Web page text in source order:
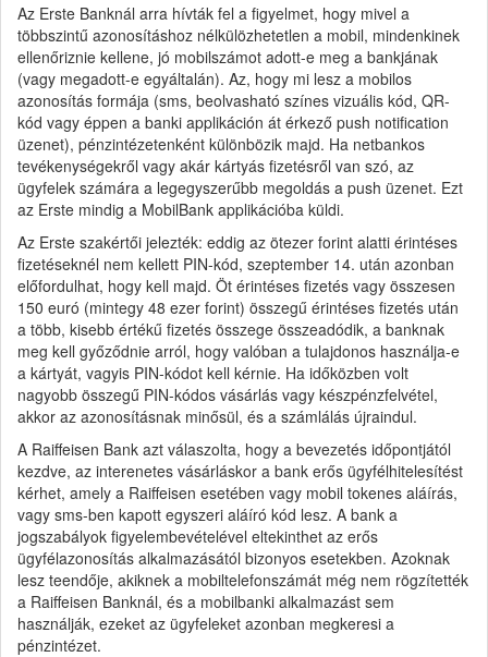
Az Erste Banknál arra hívták fel a figyelmet, hogy mivel a
többszintű azonosításhoz nélkülözhetetlen a mobil, mindenkinek
ellenőriznie kellene, jó mobilszámot adott-e meg a bankjának
(vagy megadott-e egyáltalán). Az, hogy mi lesz a mobilos
azonosítás formája (sms, beolvasható színes vizuális kód, QR-
kód vagy éppen a banki applikáción át érkező push notification
üzenet), pénzintézetenként különbözik majd. Ha netbankos
tevékenységekről vagy akár kártyás fizetésről van szó, az
ügyfelek számára a legegyszerűbb megoldás a push üzenet. Ezt
az Erste mindig a MobilBank applikációba küldi.
Az Erste szakértői jelezték: eddig az ötezer forint alatti érintéses
fizetéseknél nem kellett PIN-kód, szeptember 14. után azonban
előfordulhat, hogy kell majd. Öt érintéses fizetés vagy összesen
150 euró (mintegy 48 ezer forint) összegű érintéses fizetés után
a több, kisebb értékű fizetés összege összeadódik, a banknak
meg kell győződnie arról, hogy valóban a tulajdonos használja-e
a kártyát, vagyis PIN-kódot kell kérnie. Ha időközben volt
nagyobb összegű PIN-kódos vásárlás vagy készpénzfelvétel,
akkor az azonosításnak minősül, és a számlálás újraindul.
A Raiffeisen Bank azt válaszolta, hogy a bevezetés időpontjától
kezdve, az interenetes vásárláskor a bank erős ügyfélhitelesítést
kérhet, amely a Raiffeisen esetében vagy mobil tokenes aláírás,
vagy sms-ben kapott egyszeri aláíró kód lesz. A bank a
jogszabályok figyelembevételével eltekinthet az erős
ügyfélazonosítás alkalmazásától bizonyos esetekben. Azoknak
lesz teendője, akiknek a mobiltelefonszámát még nem rögzítették
a Raiffeisen Banknál, és a mobilbanki alkalmazást sem
használják, ezeket az ügyfeleket azonban megkeresi a
pénzintézet.